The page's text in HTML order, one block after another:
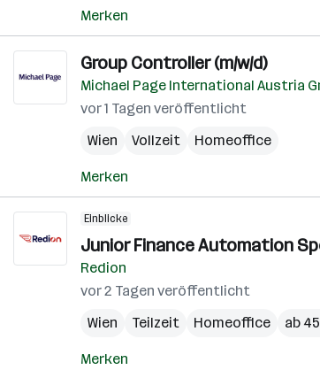
Merken
Group Controller (m/w/d)
Michael Page International Austria
vor 1 Tagen veröffentlicht
Wien
Vollzeit Homeoffice
Merken
Einblicke
Junior Finance Automation
Redion
vor 2 Tagen veröffentlicht
Wien
Teilzeit Homeoffice ab
Merken